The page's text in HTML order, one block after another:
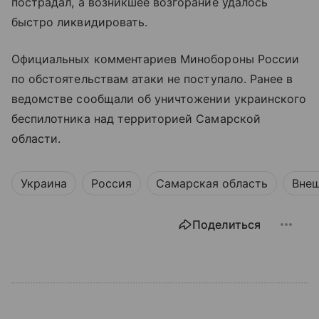
быстро ликвидировать.
Официальных комментариев Минобороны России
по обстоятельствам атаки не поступало. Ранее в
ведомстве сообщали об уничтожении украинского
беспилотника над территорией Самарской
области.
Украина Россия Самарская область
Поделиться